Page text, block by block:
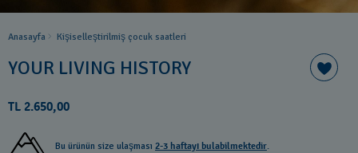
Anasayfa Kişiselleştirilmiş çocuk saatleri
YOUR LIVING HISTORY
TL 2.650,00
Bu ürünün size ulaşması 2-3 haftayı bulabilmektedir.